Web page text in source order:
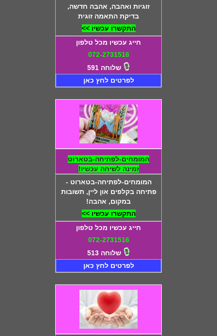
זוגיות ואהבה, אהבה חדשה,
בדיקת התאמה זוגית
התקשרו עכשיו >>
חייג עכשיו מכל טלפון
072-2731516
שלוחה 591
לפרטים לחץ כאן
המומחים-לפתיחה-בטארוט
זמינה לשיחה עכשיו!
המומחים-לפתיחה-בטארוט -
פתיחה בקלפים און ליין, תשובות
במקום, אהבה!
התקשרו עכשיו >>
חייג עכשיו מכל טלפון
072-2731516
שלוחה 513
לפרטים לחץ כאן